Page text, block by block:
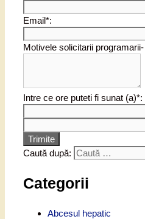
Email*:
Motivele solicitarii
Intre ce ore puteti fi sunat (a)*:
Trimite
Caută după:
Categorii
Abcesul hepatic